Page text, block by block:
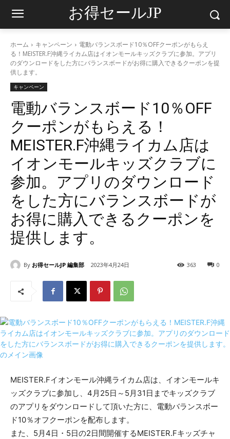
お得セールJP
ホーム キャンペーン
電動バランスボード10％OFFクーポンがもらえ
る！MEISTER.F沖縄ライカム店はイオンモールキッズクラブに参加。アプリ
のダウンロードをした方にバランスボードがお得に購入できるクーポンを提
供します。
キャンペーン
電動バランスボード10％OFF
クーポンがもらえる！
MEISTER.F沖縄ライカム店は
イオンモールキッズクラブに
参加。アプリのダウンロード
をした方にバランスボードが
お得に購入できるクーポンを
提供します。
By お得セールJP 編集部 2023年4月24日 0
363
MEISTER.Fイオンモール沖縄ライカム店は、イオンモールキ
ッズクラブに参加し、4月25日～5月31日までキッズクラブ
のアプリをダウンロードして頂いた方に、電動バランスボー
ド10％オフクーポンを配布します。
また、5月4日・5日の2日間開催するMEISTER.Fキッズチャ